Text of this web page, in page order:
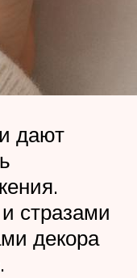
дают
стразами
декора